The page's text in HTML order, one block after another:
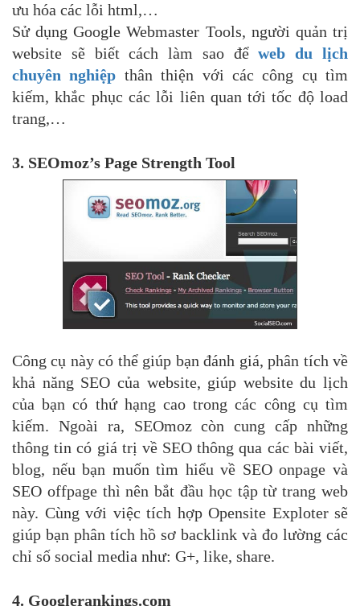
ưu hóa các lỗi html,…
Sử dụng Google Webmaster Tools, người quản trị
website sẽ biết cách làm sao đểweb du lịch
chuyên nghiệp thân thiện với các công cụ tìm
kiếm, khắc phục các lỗi liên quan tới tốc độ load
trang,…
3. SEOmoz’s Page Strength Tool
Công cụ này có thể giúp bạn đánh giá, phân tích về
khả năng SEO của website, giúp website du lịch
của bạn có thứ hạng cao trong các công cụ tìm
kiếm. Ngoài ra, SEOmoz còn cung cấp những
thông tin có giá trị về SEO thông qua các bài viết,
blog, nếu bạn muốn tìm hiểu về SEO onpage và
SEO offpage thì nên bắt đầu học tập từ trang web
này. Cùng với việc tích hợp Opensite Exploter sẽ
giúp bạn phân tích hồ sơ backlink và đo lường các
chỉ số social media như: G+, like, share.
4. Googlerankings.com